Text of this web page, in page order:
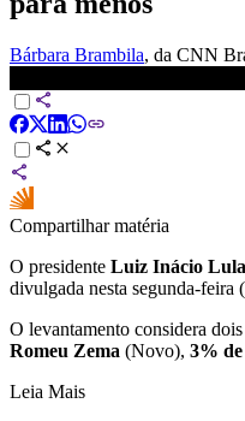
Bárbara Brambila, da CNN
Compartilhar matéria
O presidente Luiz Inácio
divulgada nesta segunda-feira
O levantamento considera
Romeu Zema (Novo), 3% de
Leia Mais